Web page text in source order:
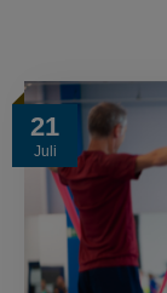
21
Juli